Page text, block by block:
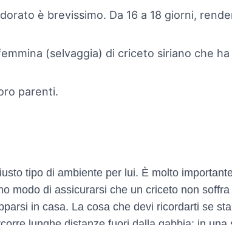
è brevissimo. Da 16 a 18 giorni,
(selvaggia) di criceto siriano che
parenti.
tipo di ambiente per lui. È molto
modo di assicurarsi che un criceto non
in casa. La cosa che devi ricordarti se